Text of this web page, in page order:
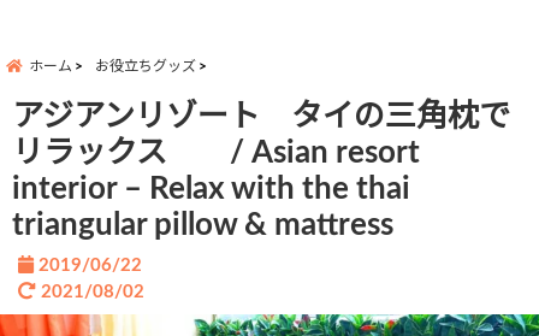
ホーム お役立ちグッズ
アジアンリゾート タイの三角枕で
リラックス / Asian resort
interior – Relax with the thai
triangular pillow & mattress
2019/06/22
2021/08/02